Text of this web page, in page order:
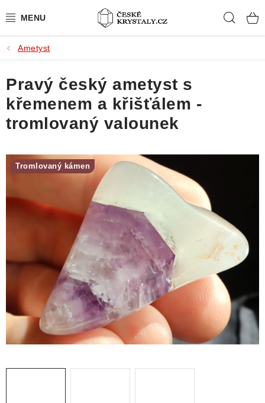
na
PŘÍRODNÍ KAMENY
BROUŠENÉ KAMENY
MISTROVSKÉ KRYSTALY
SLEVY
VIDEOGALERIE
Obchodní podmínky
Podmínky ochrany osobních údajů
Poučení o právu na odstoupení od smlouvy
Puncovní značky
Výkup minerálů a drahých kamenů
Kontakt
Ametyst
Pravý český ametyst s
křemenem a křišťálem -
tromlovaný valounek
Tromlovaný kámen